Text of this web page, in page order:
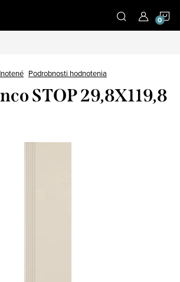
Podrobnosti hodnotenia
STOP 29,8X119,8